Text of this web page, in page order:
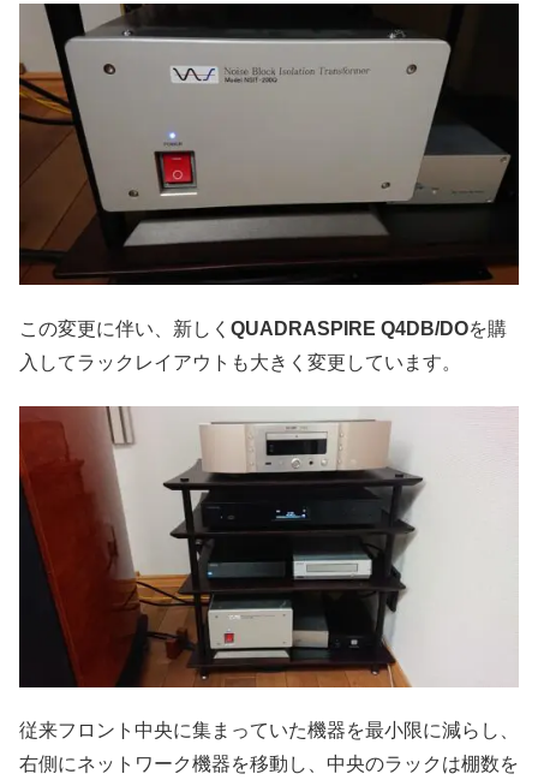
この変更に伴い、新しく QUADRASPIRE Q4DB/DOを購
入してラックレイアウトも大きく変更しています。
従来フロント中央に集まっていた機器を最小限に減らし、
右側にネットワーク機器を移動し、中央のラックは棚数を